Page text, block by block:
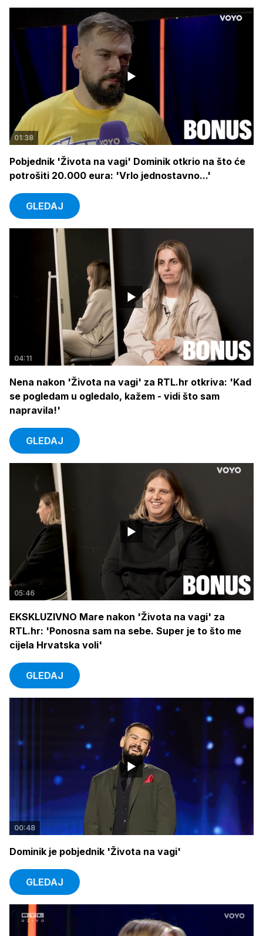
01:38
Pobjednik 'Života na vagi' Dominik otkrio na što će
potrošiti 20.000 eura: 'Vrlo jednostavno...'
GLEDAJ
04:11
Nena nakon 'Života na vagi' za RTL.hr otkriva: 'Kad
se pogledam u ogledalo, kažem - vidi što sam
napravila!'
GLEDAJ
05:46
EKSKLUZIVNO Mare nakon 'Života na vagi' za
RTL.hr: 'Ponosna sam na sebe. Super je to što me
cijela Hrvatska voli'
GLEDAJ
00:48
Dominik je pobjednik 'Života na vagi'
GLEDAJ